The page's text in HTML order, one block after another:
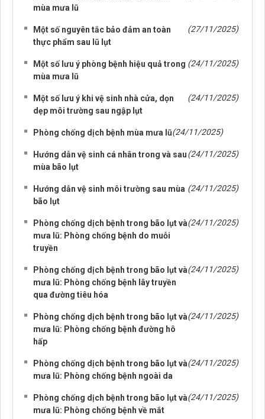
mùa mưa lũ
Một số nguyên tắc bảo đảm an toàn
thực phẩm sau lũ lụt
(27/11/2025)
Một số lưu ý phòng bệnh hiệu quả trong
mùa mưa lũ
(24/11/2025)
Một số lưu ý khi vệ sinh nhà cửa, dọn
dẹp môi trường sau ngập lụt
(24/11/2025)
Phòng chống dịch bệnh mùa mưa lũ(24/11/2025)
Hướng dẫn vệ sinh cá nhân trong và sau
mùa bão lụt
(24/11/2025)
Hướng dẫn vệ sinh môi trường sau mùa
bão lụt
(24/11/2025)
Phòng chống dịch bệnh trong bão lụt và
mưa lũ: Phòng chống bệnh do muỗi
truyền
(24/11/2025)
Phòng chống dịch bệnh trong bão lụt và
mưa lũ: Phòng chống bệnh lây truyền
qua đường tiêu hóa
(24/11/2025)
Phòng chống dịch bệnh trong bão lụt và
mưa lũ: Phòng chống bệnh đường hô
hấp
(24/11/2025)
Phòng chống dịch bệnh trong bão lụt và
mưa lũ: Phòng chống bệnh ngoài da
(24/11/2025)
Phòng chống dịch bệnh trong bão lụt và
mưa lũ: Phòng chống bệnh về mắt
(24/11/2025)